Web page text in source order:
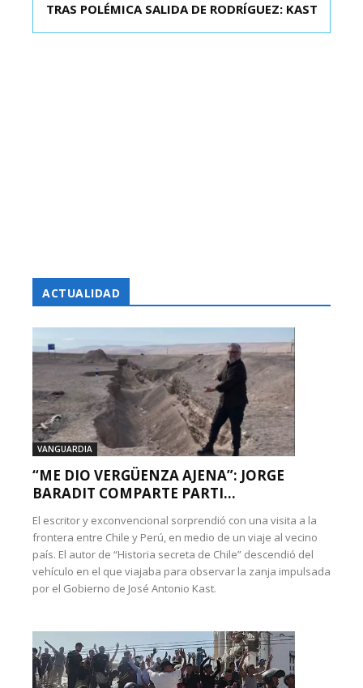
TERREMOTO EN COLOMBIA: DE LA ESPRIELLA
TRAS POLÉMICA SALIDA DE RODRÍGUEZ: KAST
ACTUALIDAD
VANGUARDIA
“ME DIO VERGÜENZA AJENA”: JORGE
BARADIT COMPARTE PARTI...
El escritor y exconvencional sorprendió con una visita a la
frontera entre Chile y Perú, en medio de un viaje al vecino
país. El autor de “Historia secreta de Chile” descendió del
vehículo en el que viajaba para observar la zanja impulsada
por el Gobierno de José Antonio Kast.